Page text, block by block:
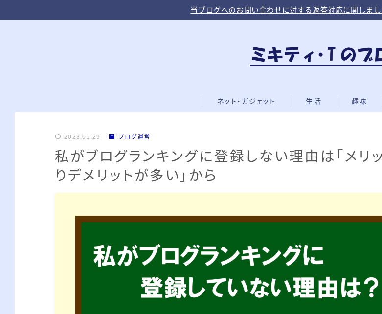
当ブログへのお問い合わせに対する返答対応に関しまし
ネット・ガジェット 生活 趣味
2023.01.29 ブログ運営
私がブログランキングに登録しない理由は「メリ
りデメリットが多い」から